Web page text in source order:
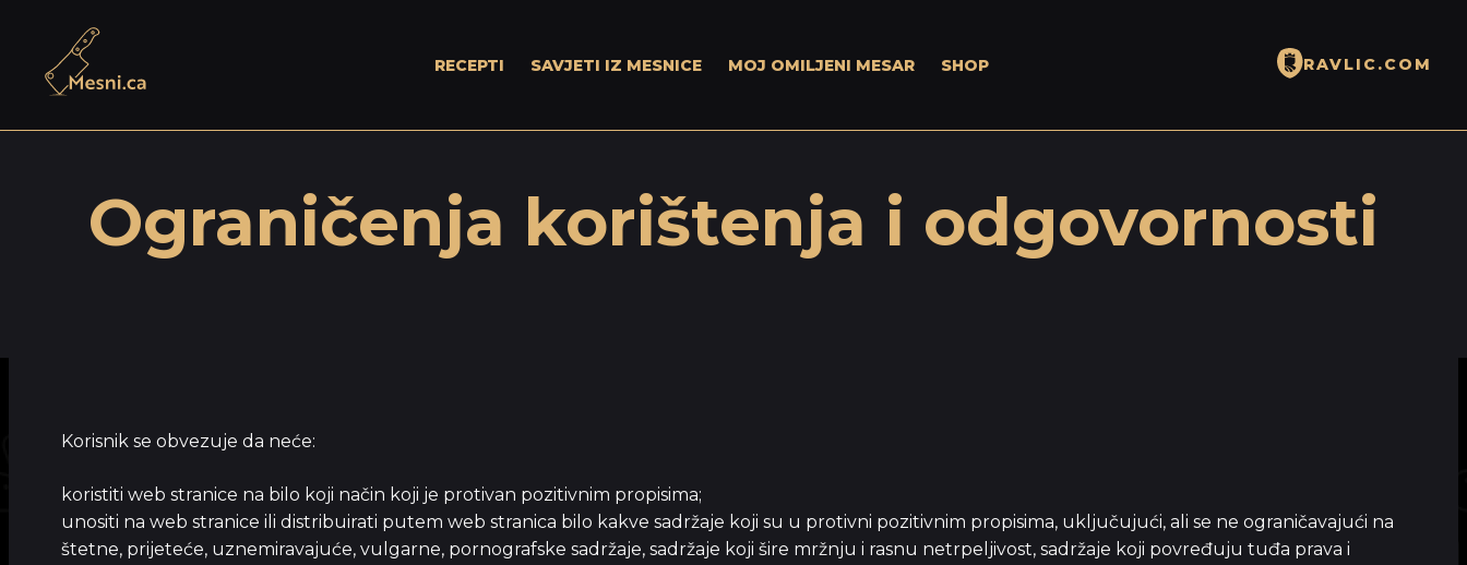
RECEPTI SAVJETI IZ MESNICE MOJ OMILJENI MESAR SHOP RAVLIC.COM
Ograničenja korištenja i odgovornosti
Korisnik se obvezuje da neće:
koristiti web stranice na bilo koji način koji je protivan pozitivnim propisima;
unositi na web stranice ili distribuirati putem web stranica bilo kakve sadržaje koji su u protivni pozitivnim propisima, uključujući, ali se ne ograničavajući na
štetne, prijeteće, uznemiravajuće, vulgarne, pornografske sadržaje, sadržaje koji šire mržnju i rasnu netrpeljivost, sadržaje koji povređuju tuđa prava i